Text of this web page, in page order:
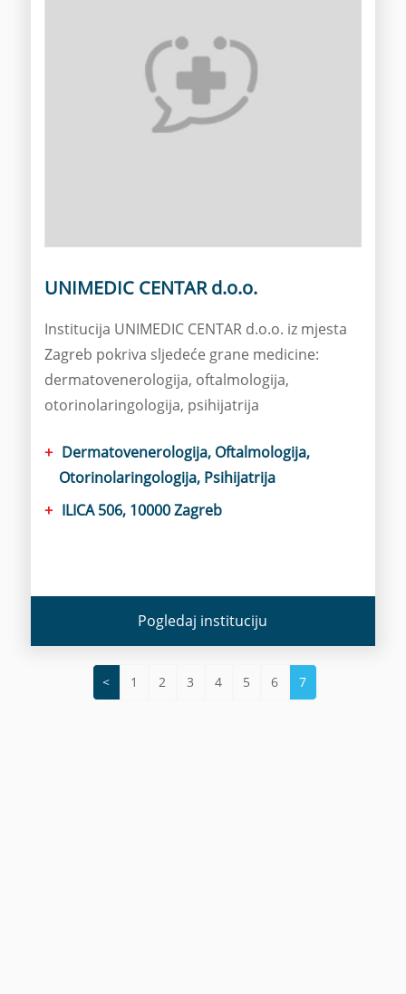
UNIMEDIC CENTAR d.o.o.
Institucija UNIMEDIC CENTAR d.o.o. iz mjesta
Zagreb pokriva sljedeće grane medicine:
dermatovenerologija, oftalmologija,
otorinolaringologija, psihijatrija
Dermatovenerologija, Oftalmologija,
Otorinolaringologija, Psihijatrija
ILICA 506, 10000 Zagreb
Pogledaj instituciju
< 1 2 3 4 5 6 7